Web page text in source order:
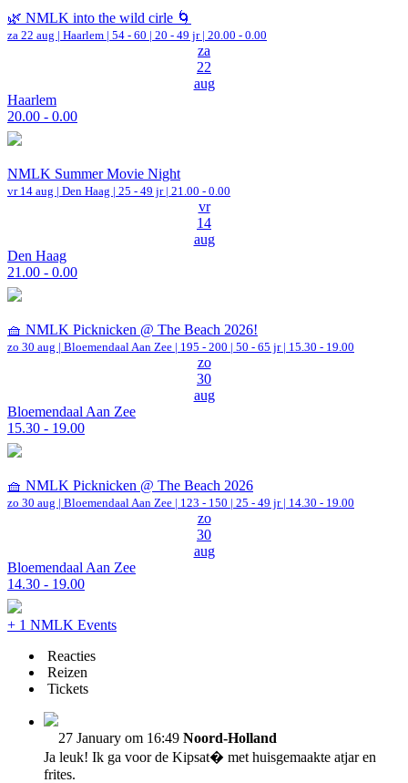
🌿 NMLK into the wild cirle 🌀
za 22 aug | Haarlem | 54 - 60 | 20 - 49 jr | 20.00 - 0.00
za
22
aug
Haarlem
20.00 - 0.00
NMLK Summer Movie Night
vr 14 aug | Den Haag | 25 - 49 jr | 21.00 - 0.00
vr
14
aug
Den Haag
21.00 - 0.00
🧺 NMLK Picknicken @ The Beach 2026!
zo 30 aug | Bloemendaal Aan Zee | 195 - 200 | 50 - 65 jr | 15.30 - 19.00
zo
30
aug
Bloemendaal Aan Zee
15.30 - 19.00
🧺 NMLK Picknicken @ The Beach 2026
zo 30 aug | Bloemendaal Aan Zee | 123 - 150 | 25 - 49 jr | 14.30 - 19.00
zo
30
aug
Bloemendaal Aan Zee
14.30 - 19.00
+ 1 NMLK Events
Reacties
Reizen
Tickets
27 January om 16:49 Noord-Holland
Ja leuk! Ik ga voor de Kipsat� met huisgemaakte atjar en
frites.